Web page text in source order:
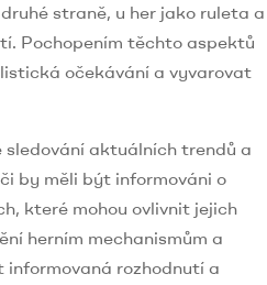
straně, u her jako ruleta a
Pochopením těchto aspektů
očekávání a vyvarovat
aktuálních trendů a
by měli být informováni o
které mohou ovlivnit jejich
herním mechanismům a
rozhodnutí a